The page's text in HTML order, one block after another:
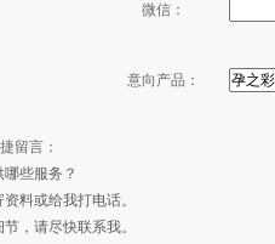
微信：
意向产品：
留言：
些服务？
料或给我打电话。
，请尽快联系我。